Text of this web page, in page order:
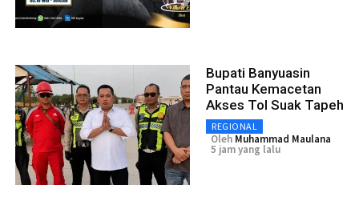
Bupati Banyuasin
Pantau Kemacetan
Akses Tol Suak Tapeh
REGIONAL
Oleh Muhammad Maulana
5 jam yang lalu